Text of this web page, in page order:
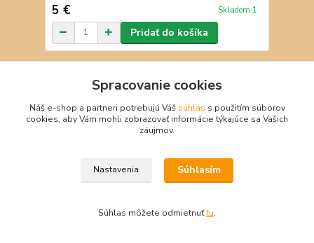
5 € Skladom 1
Pridať do košíka
Spracovanie cookies
Náš e-shop a partneri potrebujú Váš súhlas s použitím súborov
cookies, aby Vám mohli zobrazovať informácie týkajúce sa Vašich
záujmov.
Nastavenia Súhlasím
Súhlas môžete odmietnuťtu.